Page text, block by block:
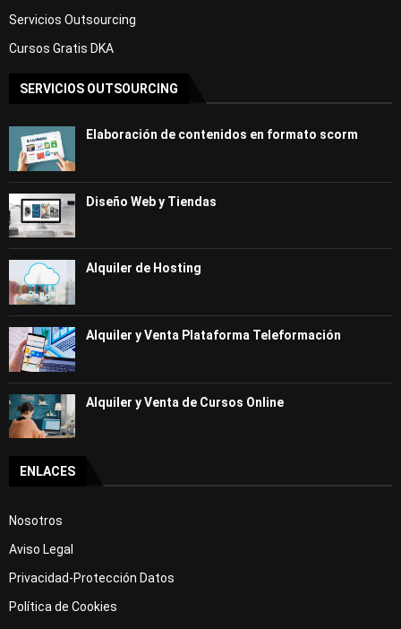
Servicios Outsourcing
Cursos Gratis DKA
SERVICIOS OUTSOURCING
Elaboración de contenidos en formato scorm
Diseño Web y Tiendas
Alquiler de Hosting
Alquiler y Venta Plataforma Teleformación
Alquiler y Venta de Cursos Online
ENLACES
Nosotros
Aviso Legal
Privacidad-Protección Datos
Política de Cookies